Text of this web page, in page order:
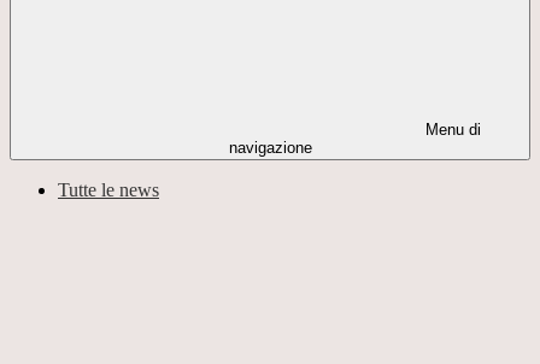
Menu di
navigazione
Tutte le news